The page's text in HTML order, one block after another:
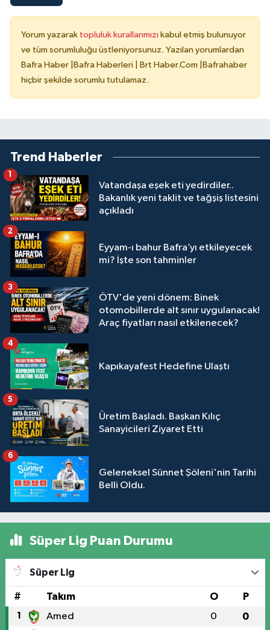
Yorum yazarak topluluk kurallarımızı kabul etmiş bulunuyor
ve tüm sorumluluğu üstleniyorsunuz. Yazılan yorumlardan
Bafra Haber |Bafra Haberleri | Brt Haber.Com |Bafrahaber
hiçbir şekilde sorumlu tutulamaz.
Trend Haberler
Vatandaşa eşek eti yedirdiler..
Bakanlık yeni taklit ve tağşiş listesini
açıkladı
1
Eyyam-ı bahur Bafra’yı etkileyecek
mi? İşte son tahminler
2
ÖTV'de yeni dönem: Binek
otomobillerde alt sınır uygulanacak!
Araç fiyatları nasıl etkilenecek?
3
Kapıkayafest Hedefine Ulaştı
4
Üretim Başladı. Başkan Kılıç
Sanayicileri Ziyaret Etti
5
Geleneksel Sünnet Şöleni'nin Tarihi
Belli Oldu.
6
Süper Lig Puan Durumu
Süper Lig
# Takım O P
1 Amed 0 0